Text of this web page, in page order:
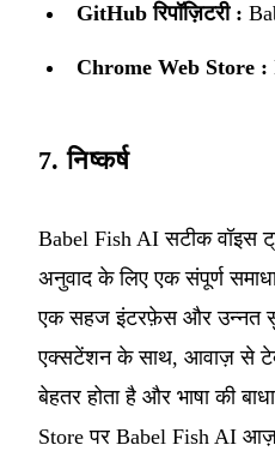
GitHub रिपॉज़िटरी :
Chrome Web Store :
7. निष्कर्ष
Babel Fish AI सटीक वॉइस
अनुवाद के लिए एक संपूर्ण
एक सहज इंटरफ़ेस और उन्नत
एक्सटेंशन के साथ, आवाज़ से
बेहतर होता है और भाषा की
Store पर Babel Fish AI